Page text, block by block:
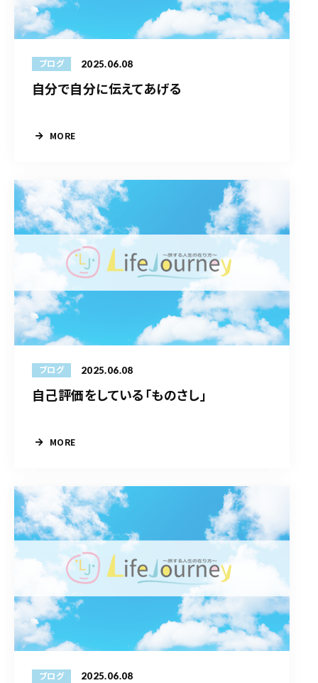
ブログ 2025.06.08
自分で自分に伝えてあげる
MORE
ブログ 2025.06.08
自己評価をしている「ものさし」
MORE
ブログ 2025.06.08